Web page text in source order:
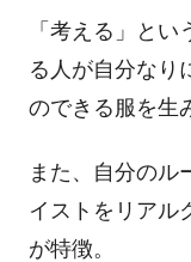
「考える」と
る人が自分なり
のできる服を生
また、自分のル
イストをリアル
が特徴。